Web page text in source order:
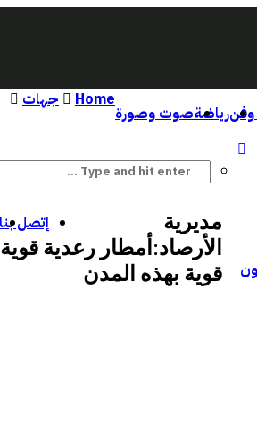
وفنرياضةصوت وصورة
إتصل بنا
Home جهات
مديرية
الأرصاد:أمطار رعدية
قوية بهذه المدن